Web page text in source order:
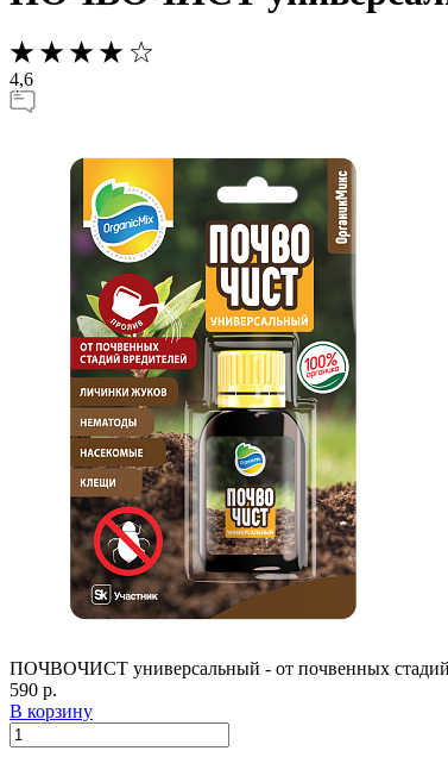
4,6
ПОЧВОЧИСТ универсальный - от почвенных стадий
590 р.
В корзину